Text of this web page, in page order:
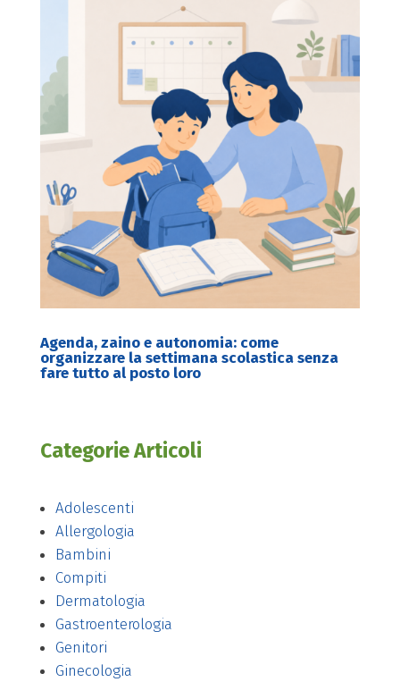
Agenda, zaino e autonomia: come
organizzare la settimana scolastica senza
fare tutto al posto loro
Categorie Articoli
Adolescenti
Allergologia
Bambini
Compiti
Dermatologia
Gastroenterologia
Genitori
Ginecologia